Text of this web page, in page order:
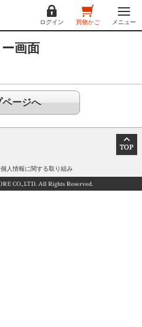
ログイン 買物かご メニュー
画面
ページへ
個人情報に関する取り組み